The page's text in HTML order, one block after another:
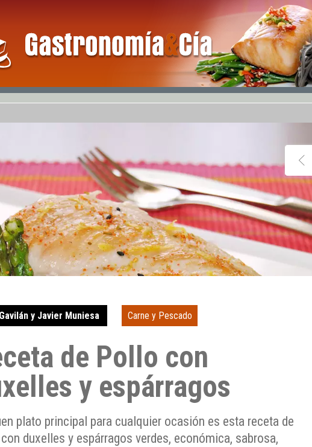
y Javier Muniesa Carne y Pescado
de Pollo con
y espárragos
plato principal para cualquier ocasión es esta receta de
duxelles y espárragos verdes, económica, sabrosa,